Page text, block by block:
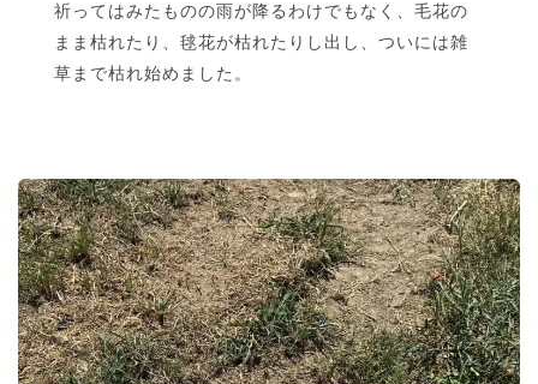
祈ってはみたものの雨が降るわけでもなく、毛花の
まま枯れたり、毬花が枯れたりし出し、ついには雑
草まで枯れ始めました。